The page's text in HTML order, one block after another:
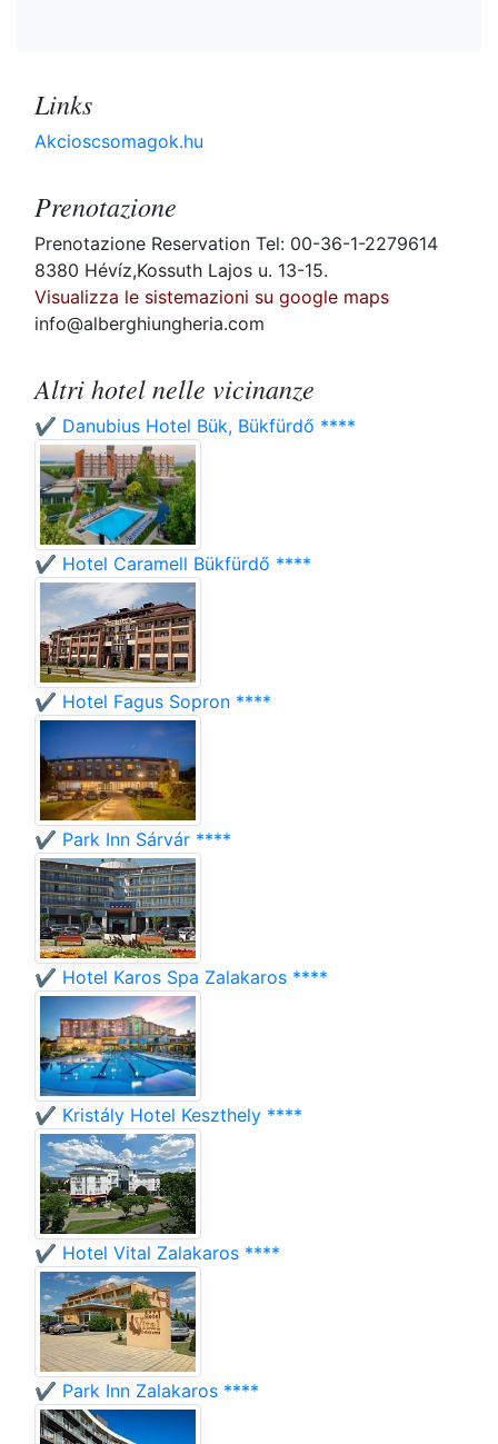
Links
Akcioscsomagok.hu
Prenotazione
Prenotazione Reservation Tel: 00-36-1-2279614
8380 Hévíz,Kossuth Lajos u. 13-15.
Visualizza le sistemazioni su google maps
info@alberghiungheria.com
Altri hotel nelle vicinanze
✔️ Danubius Hotel Bük, Bükfürdő ****
✔️ Hotel Caramell Bükfürdő ****
✔️ Hotel Fagus Sopron ****
✔️ Park Inn Sárvár ****
✔️ Hotel Karos Spa Zalakaros ****
✔️ Kristály Hotel Keszthely ****
✔️ Hotel Vital Zalakaros ****
✔️ Park Inn Zalakaros ****